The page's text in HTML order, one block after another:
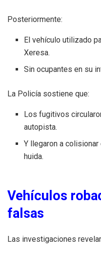
Posteriormente:
El vehículo utilizado
Xeresa.
Sin ocupantes en su
La Policía sostiene que:
Los fugitivos
autopista.
Y llegaron a
huida.
Vehículos
falsas
Las investigaciones